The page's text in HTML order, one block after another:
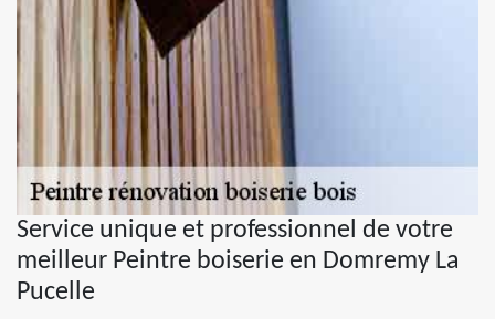
Service unique et professionnel de votre
meilleur Peintre boiserie en Domremy La
Pucelle